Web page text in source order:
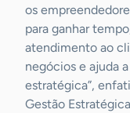
os
para ganhar
atendimento ao
negócios e ajuda
estratégica”,
Gestão